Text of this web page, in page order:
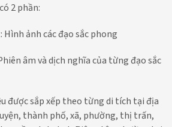
2 phần:
ảnh các đạo sắc phong
âm và dịch nghĩa của từng đạo sắc
được sắp xếp theo từng di tích tại địa
thành phố, xã, phường, thị trấn,